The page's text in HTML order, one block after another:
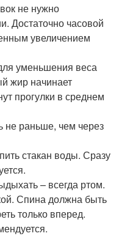
не нужно
Достаточно часовой
увеличением
уменьшения веса
жир начинает
прогулки в среднем
не раньше, чем через
стакан воды. Сразу
– всегда ртом.
Спина должна быть
только вперед.